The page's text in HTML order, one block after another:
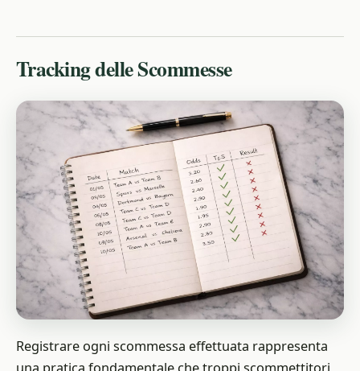
Tracking delle Scommesse
Registrare ogni scommessa effettuata rappresenta